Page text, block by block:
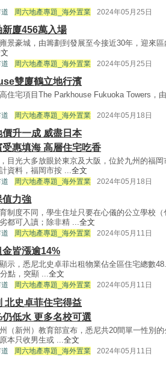
周六地產專題_海外置業 2024年05月25日
廈456萬入場
景豪城，由籌劃到發展至今接近30年，迎來
周六地產專題_海外置業 2024年05月25日
雙廈鶴立地行濱
住宅項目The Parkhouse Fukuoka Towers，
周六地產專題_海外置業 2024年05月18日
升一成 威盡日本
惠填海 高層住宅吃香
目光大多放眼於東京及大阪，位於九州的福
資料，福岡市按 ...全文
周六地產專題_海外置業 2024年05月18日
值力強
制度不同，學生住址只要在心儀的公立學校
都可入讀；除非精 ...全文
周六地產專題_海外置業 2024年05月11日
皆漲逾14%
示，悉尼北史卓菲出租物業佔全區住宅總數
點，突顯 ...全文
周六地產專題_海外置業 2024年05月11日
北史卓菲住宅得益
低水 更多名校可選
（新州）教育部宣布，悉尼共20間單一性別
本只收男生或 ...全文
周六地產專題_海外置業 2024年05月11日